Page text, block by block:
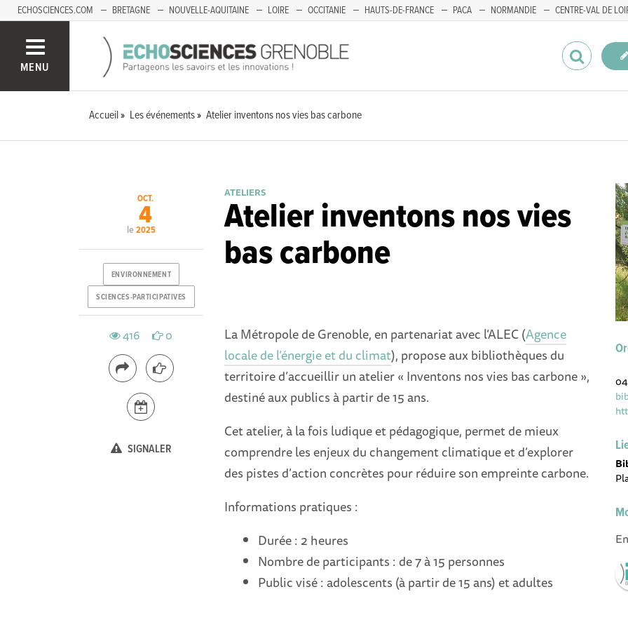
ECHOSCIENCES.COM BRETAGNE NOUVELLE-AQUITAINE LOIRE OCCITANIE HAUTS-DE-FRANCE PACA NORMANDIE CENTRE-VAL DE
MENU
Accueil Les événements Atelier inventons nos vies bas carbone
ATELIERS
Atelier inventons nos vies
bas carbone
La Métropole de Grenoble, en partenariat avec l’ALEC (Agence
locale de l’énergie et du climat), propose aux bibliothèques du
territoire d’accueillir un atelier « Inventons nos vies bas carbone »,
destiné aux publics à partir de 15 ans.
Cet atelier, à la fois ludique et pédagogique, permet de mieux
comprendre les enjeux du changement climatique et d’explorer
des pistes d’action concrètes pour réduire son empreinte carbone.
Informations pratiques :
Durée : 2 heures
Nombre de participants : de 7 à 15 personnes
Public visé : adolescents (à partir de 15 ans) et adultes
le
OCT.
4
2025
ENVIRONNEMENT
SCIENCES-PARTICIPATIVES
416 0
SIGNALER